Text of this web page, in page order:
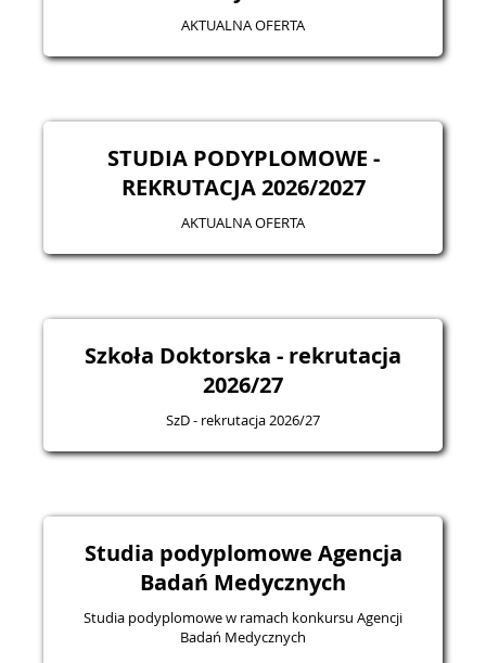
AKTUALNA OFERTA
STUDIA PODYPLOMOWE -
REKRUTACJA 2026/2027
AKTUALNA OFERTA
Szkoła Doktorska - rekrutacja
2026/27
SzD - rekrutacja 2026/27
Studia podyplomowe Agencja
Badań Medycznych
Studia podyplomowe w ramach konkursu Agencji
Badań Medycznych